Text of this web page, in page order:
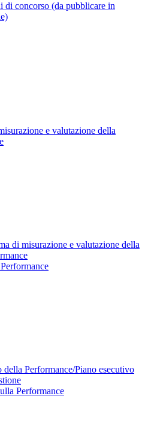
di concorso (da pubblicare in
e valutazione della
di misurazione e valutazione della
della Performance/Piano esecutivo
Performance